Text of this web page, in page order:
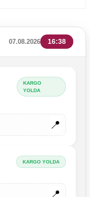
07.08.2026 16:38
KARGO
YOLDA
📍
KARGO YOLDA
📍